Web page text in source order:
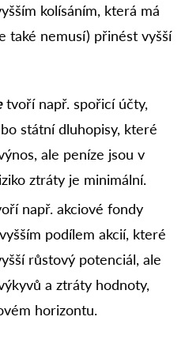
kolísáním, která má
také nemusí) přinést vyšší
tvoří např. spořicí účty,
státní dluhopisy, které
ale peníze jsou v
ztráty je minimální.
např. akciové fondy
podílem akcií, které
růstový potenciál, ale
a ztráty hodnoty,
horizontu.